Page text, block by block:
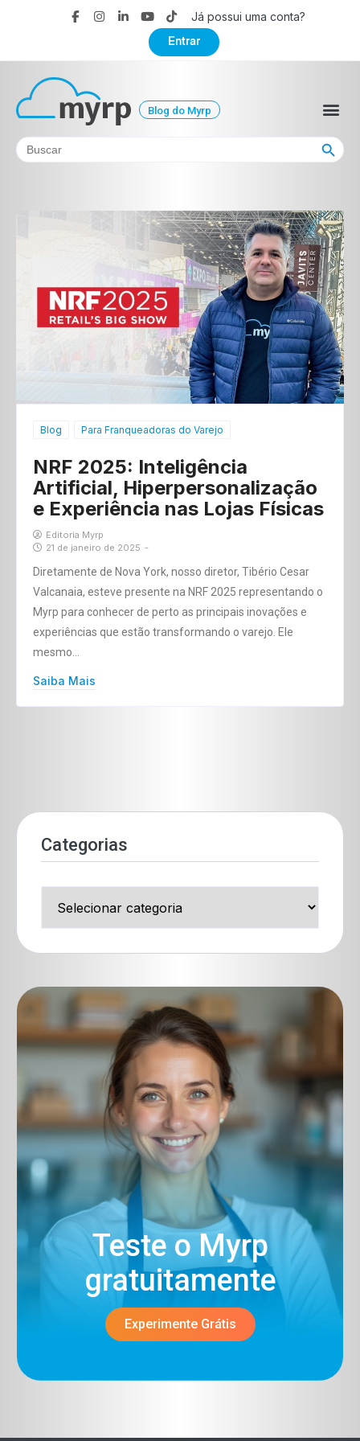
Já possui uma conta?
Entrar
Blog do Myrp
Search
for:
Search Button
Blog Para Franqueadoras do Varejo
NRF 2025: Inteligência
Artificial, Hiperpersonalização
e Experiência nas Lojas Físicas
Editoria Myrp
21 de janeiro de 2025 -
Diretamente de Nova York, nosso diretor, Tibério Cesar
Valcanaia, esteve presente na NRF 2025 representando o
Myrp para conhecer de perto as principais inovações e
experiências que estão transformando o varejo. Ele
mesmo…
Saiba Mais
Categorias
Teste o Myrp
gratuitamente​
Experimente Grátis